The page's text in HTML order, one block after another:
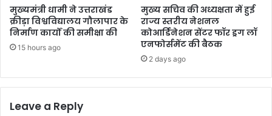
मुख्यमंत्री धामी ने उत्तराखंड
क्रीड़ा विश्वविद्यालय गौलापार के
निर्माण कार्यों की समीक्षा की
15 hours ago
मुख्य सचिव की अध्यक्षता में हुई
राज्य स्तरीय नेशनल
कोआर्डिनेशन सेंटर फॉर ड्रग लॉ
एनफोर्समेंट की बैठक
2 days ago
Leave a Reply